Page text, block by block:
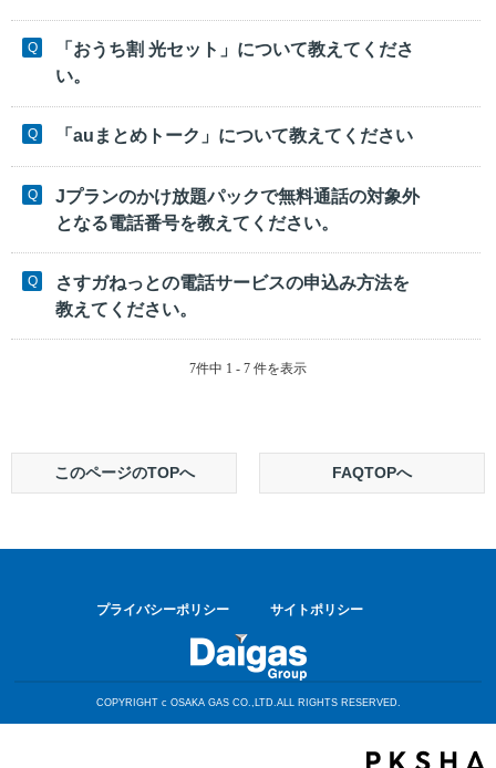
「おうち割 光セット」について教えてくださ
い。
「auまとめトーク」について教えてください
Jプランのかけ放題パックで無料通話の対象外
となる電話番号を教えてください。
さすガねっとの電話サービスの申込み方法を
教えてください。
7件中 1 - 7 件を表示
このページのTOPへ FAQTOPへ
プライバシーポリシー サイトポリシー
COPYRIGHT c OSAKA GAS CO.,LTD.ALL RIGHTS RESERVED.